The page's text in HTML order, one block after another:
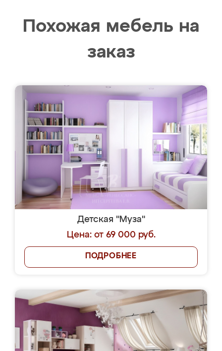
Похожая мебель на
заказ
Детская "Муза"
Цена: от 69 000 руб.
ПОДРОБНЕЕ